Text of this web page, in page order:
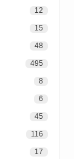
12
15
48
495
8
6
45
116
17